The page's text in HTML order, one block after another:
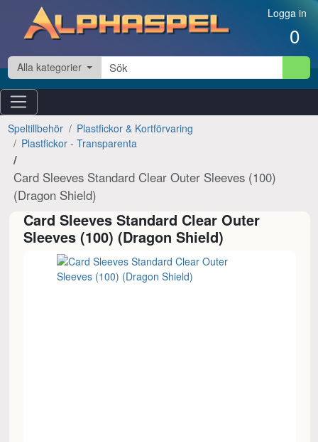
Hoppa till innehåll Logga in
0
Alla kategorier
Speltillbehör
Plastfickor & Kortförvaring
Plastfickor - Transparenta
Card Sleeves Standard Clear Outer Sleeves (100)
(Dragon Shield)
Card Sleeves Standard Clear Outer
Sleeves (100) (Dragon Shield)